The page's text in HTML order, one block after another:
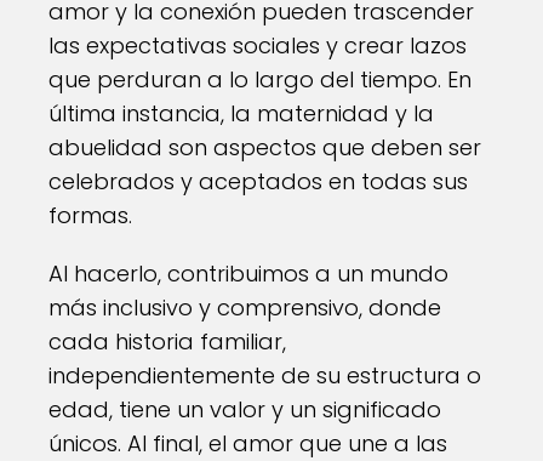
amor y la conexión pueden trascender
las expectativas sociales y crear lazos
que perduran a lo largo del tiempo. En
última instancia, la maternidad y la
abuelidad son aspectos que deben ser
celebrados y aceptados en todas sus
formas.
Al hacerlo, contribuimos a un mundo
más inclusivo y comprensivo, donde
cada historia familiar,
independientemente de su estructura o
edad, tiene un valor y un significado
únicos. Al final, el amor que une a las